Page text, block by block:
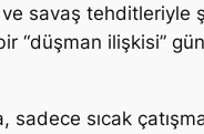
savaş tehditleriyle
“düşman ilişkisi”
sıcak